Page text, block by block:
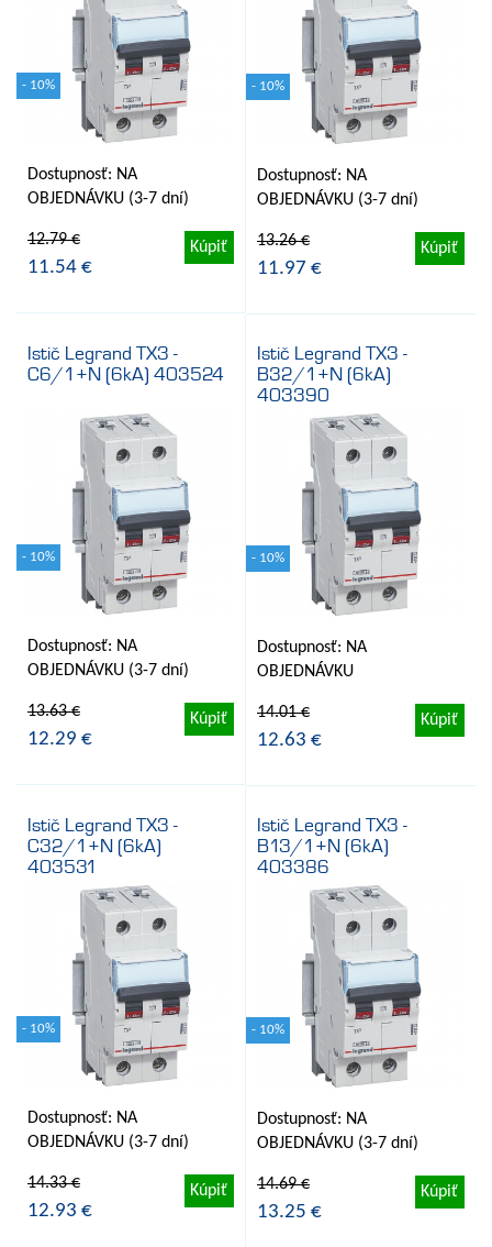
- 10%
Dostupnosť: NA
OBJEDNÁVKU (3-7 dní)
12.79 €
11.54 €
Kúpiť
- 10%
Dostupnosť: NA
OBJEDNÁVKU (3-7 dní)
13.26 €
11.97 €
Kúpiť
Istič Legrand TX3 -
C6/1+N (6kA) 403524
- 10%
Dostupnosť: NA
OBJEDNÁVKU (3-7 dní)
13.63 €
12.29 €
Kúpiť
Istič Legrand TX3 -
B32/1+N (6kA)
403390
- 10%
Dostupnosť: NA
OBJEDNÁVKU
14.01 €
12.63 €
Kúpiť
Istič Legrand TX3 -
C32/1+N (6kA)
403531
- 10%
Dostupnosť: NA
OBJEDNÁVKU (3-7 dní)
14.33 €
12.93 €
Kúpiť
Istič Legrand TX3 -
B13/1+N (6kA)
403386
- 10%
Dostupnosť: NA
OBJEDNÁVKU (3-7 dní)
14.69 €
13.25 €
Kúpiť